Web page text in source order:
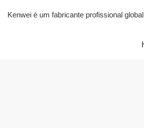
Kenwei é um fabricante profissional